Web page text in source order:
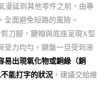
漫延到其他零件之前，由專
全面避免短路的風險。
刀腳，鍵帽與底座呈現X型
受力均勻。鍵盤一旦受到液
易出現氧化物或銅綠（銅
能打字的狀況 ，建議交給維